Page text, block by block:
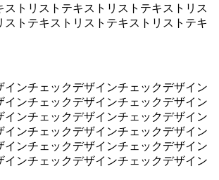
ストリストテキストリストテキストリス
ストテキストリストテキストリストテキ
インチェックデザインチェックデザイン
インチェックデザインチェックデザイン
インチェックデザインチェックデザイン
インチェックデザインチェックデザイン
インチェックデザインチェックデザイン
インチェックデザインチェックデザイン